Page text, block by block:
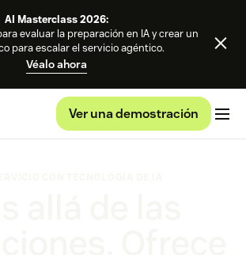
AI Masterclass 2026:
evaluar la preparación en IA y crear un
para escalar el servicio agéntico.
Véalo ahora
Ver una demostración